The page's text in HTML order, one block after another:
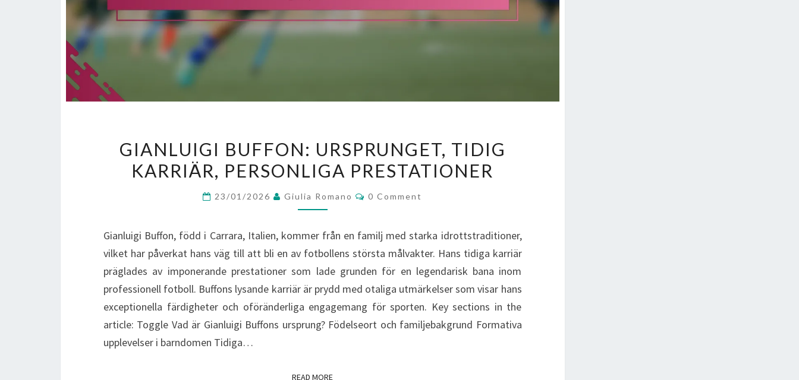
BUFFON:
URSPRUNGET,
KARRIÄR,
PRESTATIONER
GIANLUIGI BUFFON: URSPRUNGET, TIDIG
KARRIÄR, PERSONLIGA PRESTATIONER
23/01/2026 Giulia Romano Comments
0 Comment
Gianluigi Buffon, född i Carrara, Italien, kommer från en familj med starka idrottstraditioner,
vilket har påverkat hans väg till att bli en av fotbollens största målvakter. Hans tidiga karriär
präglades av imponerande prestationer som lade grunden för en legendarisk bana inom
professionell fotboll. Buffons lysande karriär är prydd med otaliga utmärkelser som visar hans
exceptionella färdigheter och oföränderliga engagemang för sporten. Key sections in the
article: Toggle Vad är Gianluigi Buffons ursprung? Födelseort och familjebakgrund Formativa
upplevelser i barndomen Tidiga…
READ MOREREAD MORE